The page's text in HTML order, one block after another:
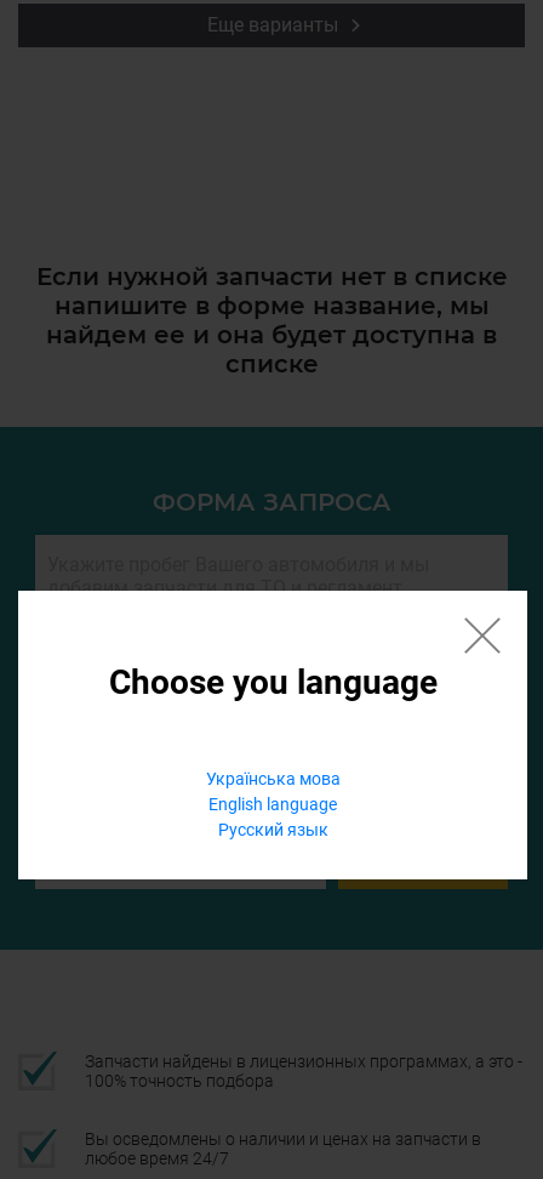
Choose you language
Українська мова
English language
Русский язык
Еще варианты
Если нужной запчасти нет в списке
напишите в форме название, мы
найдем ее и она будет доступна в
списке
ФОРМА ЗАПРОСА
Запчасти найдены в лицензионных программах, а это -
100% точность подбора
Вы осведомлены о наличии и ценах на запчасти в
любое время 24/7